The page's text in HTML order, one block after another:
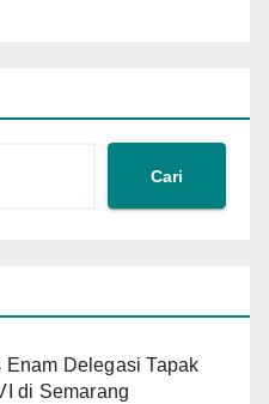
Cari
Delegasi Tapak
di Semarang